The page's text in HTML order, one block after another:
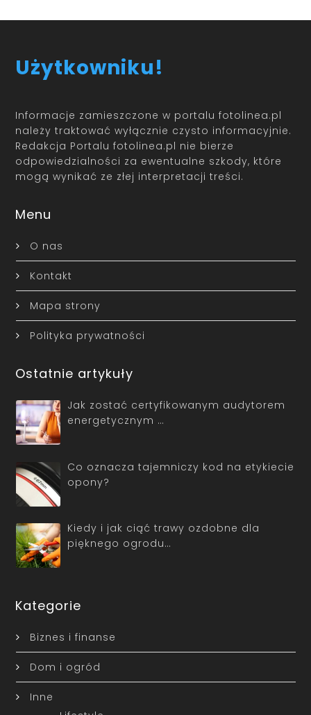
Użytkowniku!
Informacje zamieszczone w portalu fotolinea.pl
należy traktować wyłącznie czysto informacyjnie.
Redakcja Portalu fotolinea.pl nie bierze
odpowiedzialności za ewentualne szkody, które
mogą wynikać ze złej interpretacji treści.
Menu
O nas
Kontakt
Mapa strony
Polityka prywatności
Ostatnie artykuły
Jak zostać certyfikowanym audytorem
energetycznym …
Co oznacza tajemniczy kod na etykiecie
opony?
Kiedy i jak ciąć trawy ozdobne dla
pięknego ogrodu…
Kategorie
Biznes i finanse
Dom i ogród
Inne